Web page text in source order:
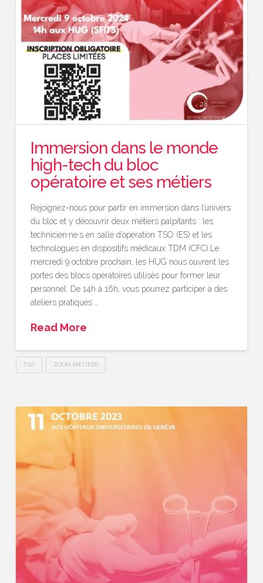
Immersion dans le monde
high-tech du bloc
opératoire et ses métiers
Rejoignez-nous pour partir en immersion dans l’univers
du bloc et y découvrir deux métiers palpitants : les
technicien·ne·s en salle d’opération TSO (ES) et les
technologues en dispositifs médicaux TDM (CFC).Le
mercredi 9 octobre prochain, les HUG nous ouvrent les
portes des blocs opératoires utilisés pour former leur
personnel. De 14h à 16h, vous pourrez participer à des
ateliers pratiques …
Read More
TSO ZOOM MÉTIERS